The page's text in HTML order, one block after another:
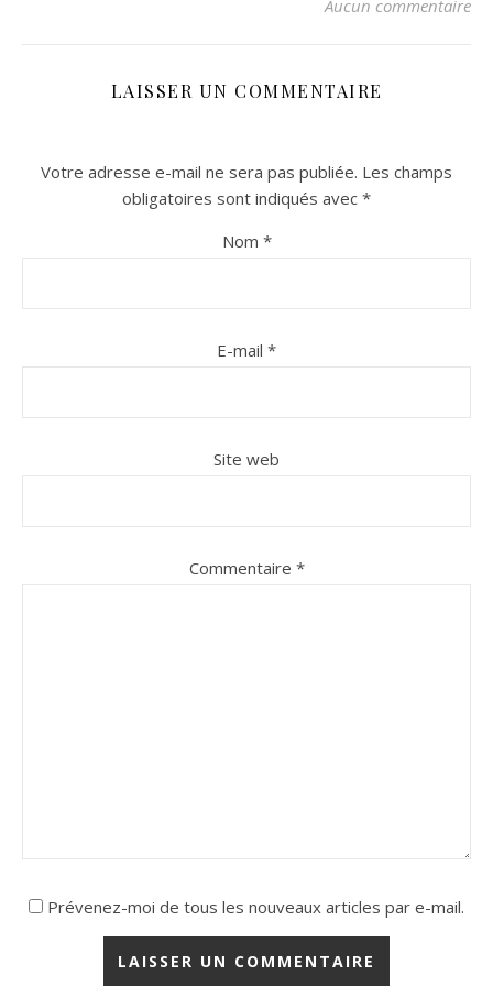
Aucun commentaire
LAISSER UN COMMENTAIRE
Votre adresse e-mail ne sera pas publiée. Les champs
obligatoires sont indiqués avec *
Nom *
E-mail *
Site web
Commentaire *
Prévenez-moi de tous les nouveaux articles par e-mail.